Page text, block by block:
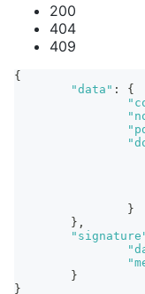
200
404
409
{
"data" :
{
}
} ,
}
}